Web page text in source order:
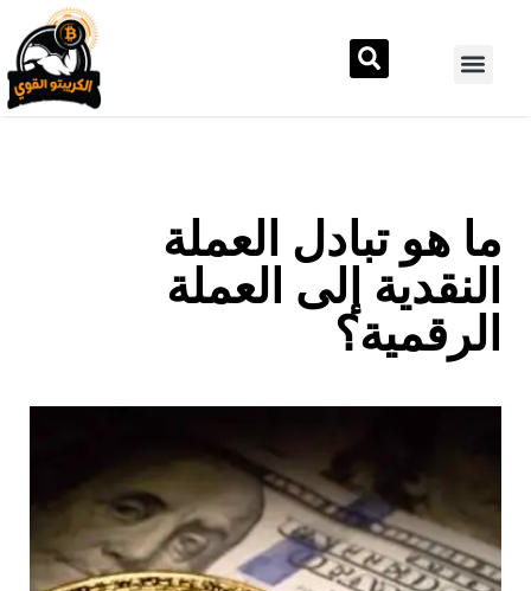
ما هو تبادل العملة
النقدية إلى العملة
الرقمية؟